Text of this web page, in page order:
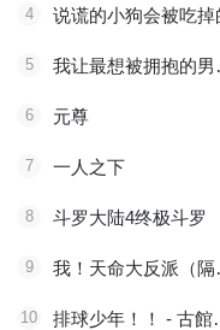
4 说谎的小狗会被吃掉
5 我
6 元尊
7 一人之下
8 斗罗大陆4终极斗罗
9 我
10 排球